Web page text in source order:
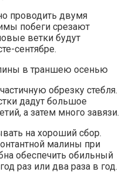
проводить двумя
побеги срезают
ветки будут
сентябре.
обрезку стебля.
дадут большое
а затем много завязи.
на хороший сбор.
малины при
обеспечить обильный
раз или два раза в год.